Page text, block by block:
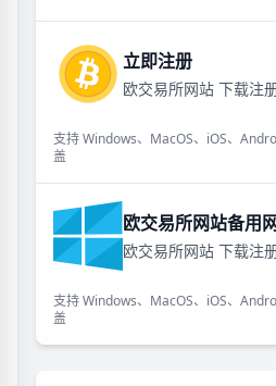
立即注册
支持 Windows、MacOS、iOS、
盖
欧交易所网站备用
支持 Windows、MacOS、iOS、
盖